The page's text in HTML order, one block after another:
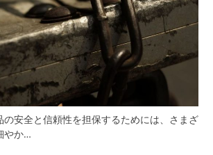
の安全と信頼性を担保するためには、さまざ
やか…